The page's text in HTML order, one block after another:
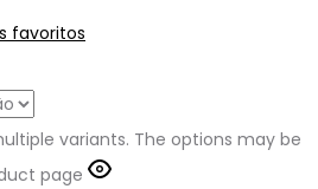
favoritos
variants. The options may be
page